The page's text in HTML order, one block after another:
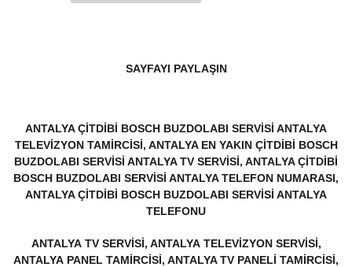
SAYFAYI PAYLAŞIN
ANTALYA ÇITDIBI BOSCH BUZDOLABI SERVISI ANTALYA
TELEVIZYON TAMIRCISI, ANTALYA EN YAKIN ÇITDIBI BOSCH
BUZDOLABI SERVISI ANTALYA TV SERVISI, ANTALYA ÇITDIBI
BOSCH BUZDOLABI SERVISI ANTALYA TELEFON NUMARASI,
ANTALYA ÇITDIBI BOSCH BUZDOLABI SERVISI ANTALYA
TELEFONU
ANTALYA TV SERVISI, ANTALYA TELEVIZYON SERVISI,
ANTALYA PANEL TAMIRCISI, ANTALYA TV PANELI TAMIRCISI,